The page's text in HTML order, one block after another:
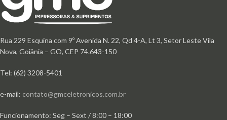
Rua 229 Esquina com 9º Avenida N. 22, Qd 4-A, Lt 3, Setor Leste Vila
Nova, Goiânia – GO, CEP 74.643-150
Tel: (62) 3208-5401
e-mail: contato@gmceletronicos.com.br
Funcionamento: Seg – Sext / 8:00 – 18:00